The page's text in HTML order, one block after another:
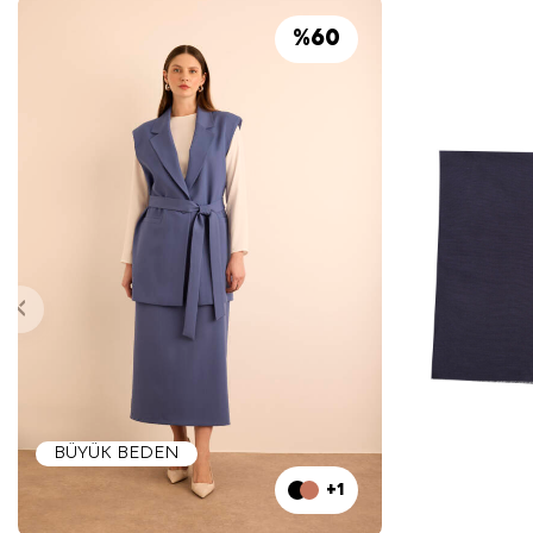
BÜYÜK BEDEN
%60
+1